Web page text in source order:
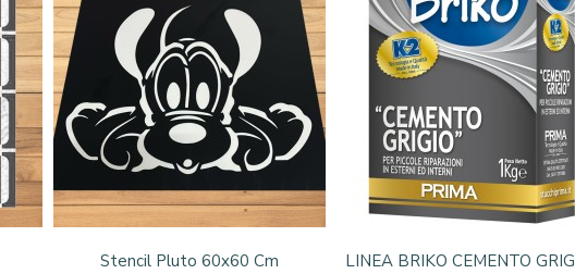
 Anteprima
Stencil Pluto 60x60 Cm Anteprima
LINEA BRIKO CEMENTO